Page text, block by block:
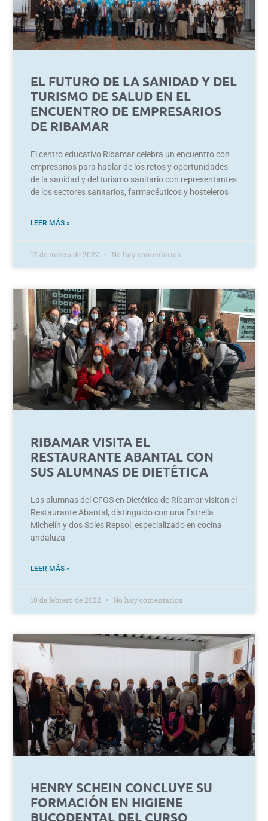
EL FUTURO DE LA SANIDAD Y DEL
TURISMO DE SALUD EN EL
ENCUENTRO DE EMPRESARIOS
DE RIBAMAR
El centro educativo Ribamar celebra un encuentro con
empresarios para hablar de los retos y oportunidades
de la sanidad y del turismo sanitario con representantes
de los sectores sanitarios, farmacéuticos y hosteleros
LEER MÁS »
17 de marzo de 2022 No hay comentarios
RIBAMAR VISITA EL
RESTAURANTE ABANTAL CON
SUS ALUMNAS DE DIETÉTICA
Las alumnas del CFGS en Dietética de Ribamar visitan el
Restaurante Abantal, distinguido con una Estrella
Michelín y dos Soles Repsol, especializado en cocina
andaluza
LEER MÁS »
10 de febrero de 2022 No hay comentarios
HENRY SCHEIN CONCLUYE SU
FORMACIÓN EN HIGIENE
BUCODENTAL DEL CURSO